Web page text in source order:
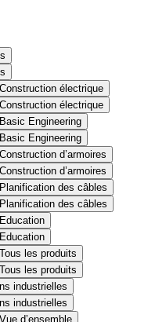
Construction électrique
Construction électrique
Basic Engineering
Basic Engineering
Construction d’armoires
Construction d’armoires
Planification des câbles
Planification des câbles
Education
Education
Tous les produits
Tous les produits
industrielles
industrielles
Vue d’ensemble